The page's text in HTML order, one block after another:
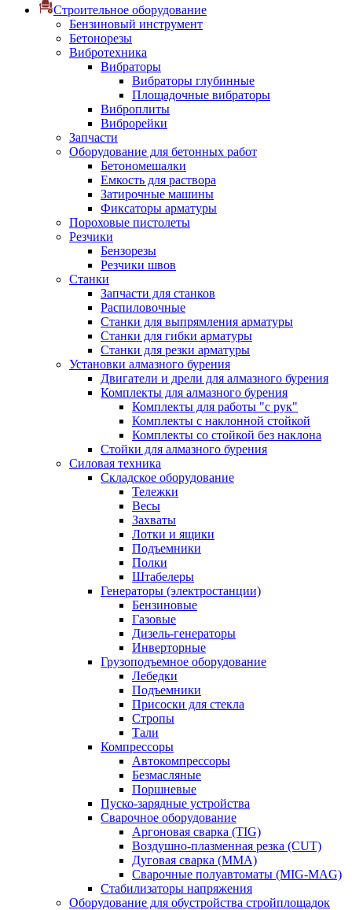
Строительное оборудование
Бензиновый инструмент
Бетонорезы
Вибротехника
Вибраторы
Вибраторы глубинные
Площадочные вибраторы
Виброплиты
Виброрейки
Запчасти
Оборудование для бетонных работ
Бетономешалки
Емкость для раствора
Затирочные машины
Фиксаторы арматуры
Пороховые пистолеты
Резчики
Бензорезы
Резчики швов
Станки
Запчасти для станков
Распиловочные
Станки для выпрямления арматуры
Станки для гибки арматуры
Станки для резки арматуры
Установки алмазного бурения
Двигатели и дрели для алмазного бурения
Комплекты для алмазного бурения
Комплекты для работы "с рук"
Комплекты с наклонной стойкой
Комплекты со стойкой без наклона
Стойки для алмазного бурения
Силовая техника
Складское оборудование
Тележки
Весы
Захваты
Лотки и ящики
Подъемники
Полки
Штабелеры
Генераторы (электростанции)
Бензиновые
Газовые
Дизель-генераторы
Инверторные
Грузоподъемное оборудование
Лебедки
Подъемники
Присоски для стекла
Стропы
Тали
Компрессоры
Автокомпрессоры
Безмасляные
Поршневые
Пуско-зарядные устройства
Сварочное оборудование
Аргоновая сварка (TIG)
Воздушно-плазменная резка (CUT)
Дуговая сварка (ММА)
Сварочные полуавтоматы (MIG-MAG)
Стабилизаторы напряжения
Оборудование для обустройства стройплощадок